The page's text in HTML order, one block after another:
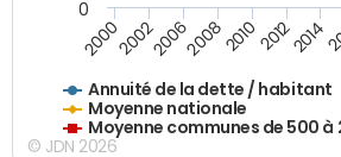
Annuité de la dette / habitant
Moyenne nationale
Moyenne communes de 500
2000200220062008201020122014
0
© JDN 2026